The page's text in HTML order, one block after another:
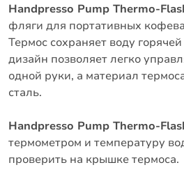
Handpresso Pump Thermo-
фляги для портативных
Термос сохраняет воду
дизайн позволяет легко
одной руки, а материал
сталь.
Handpresso Pump Thermo-
термометром и температуру
проверить на крышке термоса.